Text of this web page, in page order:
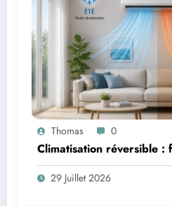
Thomas 0
Climatisation réversible :
29 Juillet 2026